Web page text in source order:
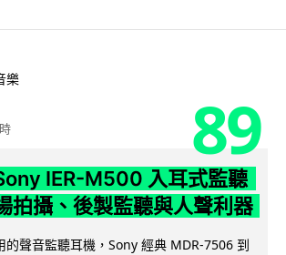
樂
89
IER-M500 入耳式監聽
拍攝、後製監聽與人聲利器
的聲音監聽耳機，Sony 經典 MDR-7506 到